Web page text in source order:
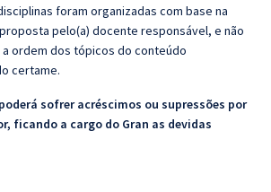
foram organizadas com base na
pelo(a) docente responsável, e não
ordem dos tópicos do conteúdo
certame.
sofrer acréscimos ou supressões por
ficando a cargo do Gran as devidas